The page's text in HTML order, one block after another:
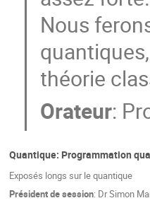
Nous
théorie
Orateur:
Quantique: Programmation
Exposés longs sur le quantique
Président de session: DrSimon